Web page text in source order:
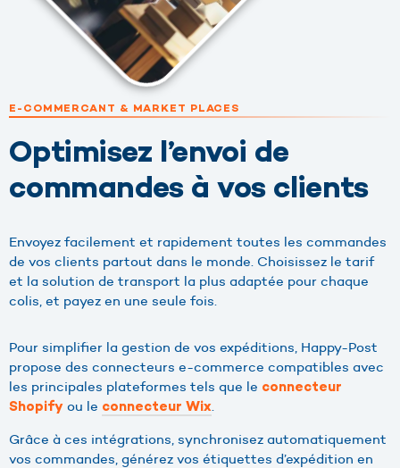
E-COMMERCANT & MARKET PLACES
Optimisez l’envoi de
commandes à vos clients
Envoyez facilement et rapidement toutes les commandes
de vos clients partout dans le monde. Choisissez le tarif
et la solution de transport la plus adaptée pour chaque
colis, et payez en une seule fois.
Pour simplifier la gestion de vos expéditions, Happy-Post
propose des connecteurs e-commerce compatibles avec
les principales plateformes tels que le connecteur
Shopify ou le connecteur Wix.
Grâce à ces intégrations, synchronisez automatiquement
vos commandes, générez vos étiquettes d’expédition en